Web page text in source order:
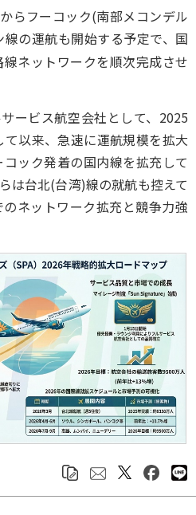
らフーコック(南部メコンデル
の運航も開始する予定で、国
ネットワークを順次完成させ
ービス航空会社として、2025
以来、急速に運航規模を拡大
ック発着の国内線を拡充して
は台北(台湾)線の就航も控えて
ネットワーク拡充と競争力強